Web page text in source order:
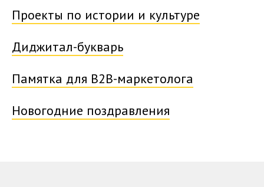
Проекты по истории и культуре
Диджитал-букварь
Памятка для B2B-маркетолога
Новогодние поздравления